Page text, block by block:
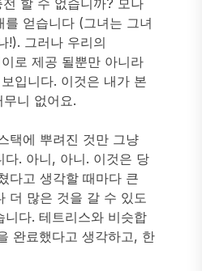
할 수 없습니까? 모나
얻습니다 (그녀는 그녀
!). 그러나 우리의
로 제공 될뿐만 아니라
입니다. 이것은 내가 본
니 없어요.
택에 뿌려진 것만 그냥
다. 아니, 아니. 이것은 당
다고 생각할 때마다 큰
더 많은 것을 갈 수 있도
다. 테트리스와 비슷합
완료했다고 생각하고, 한